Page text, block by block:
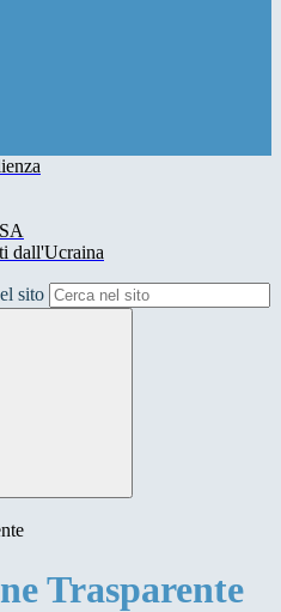
dall'Ucraina
sito
Trasparente